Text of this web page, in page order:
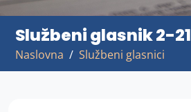
Službeni glasnik 2-21
Naslovna Službeni glasnici